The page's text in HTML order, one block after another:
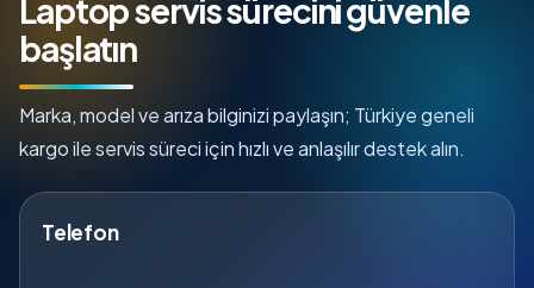
Laptop servis sürecini güvenle
başlatın
Marka, model ve arıza bilginizi paylaşın; Türkiye geneli
kargo ile servis süreci için hızlı ve anlaşılır destek alın.
Telefon